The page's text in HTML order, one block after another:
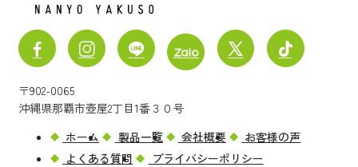
〒902-0065
沖縄県那覇市壺屋2丁目1番３０号
ホーム
製品一覧 会社概要
お客様の声
よくある質問
プライバシーポリシー